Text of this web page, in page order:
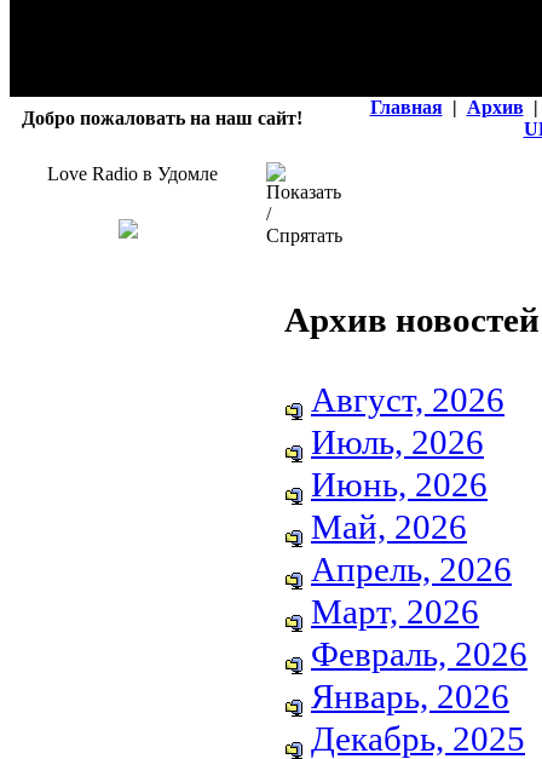
Добро пожаловать на наш сайт!
Главная | Архив |
Love Radio в Удомле
Архив новостей
Август, 2026
Июль, 2026
Июнь, 2026
Май, 2026
Апрель, 2026
Март, 2026
Февраль, 2026
Январь, 2026
Декабрь, 2025